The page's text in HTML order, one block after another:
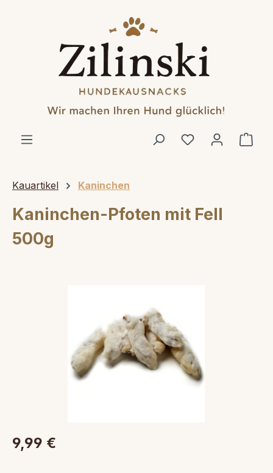
Kauartikel Kaninchen
Kaninchen-Pfoten mit Fell
500g
9,99 €